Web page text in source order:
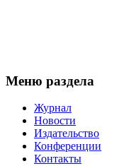
Меню раздела
Журнал
Новости
Издательство
Конференции
Контакты